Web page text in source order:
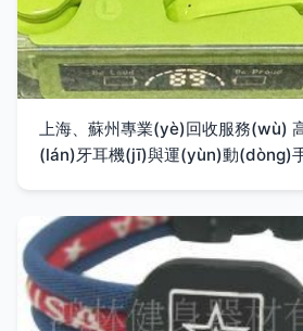
上海、蘇州專業(yè)回收服務(wù)
(lán)牙耳機(jī)與運(yùn)動(dòng)